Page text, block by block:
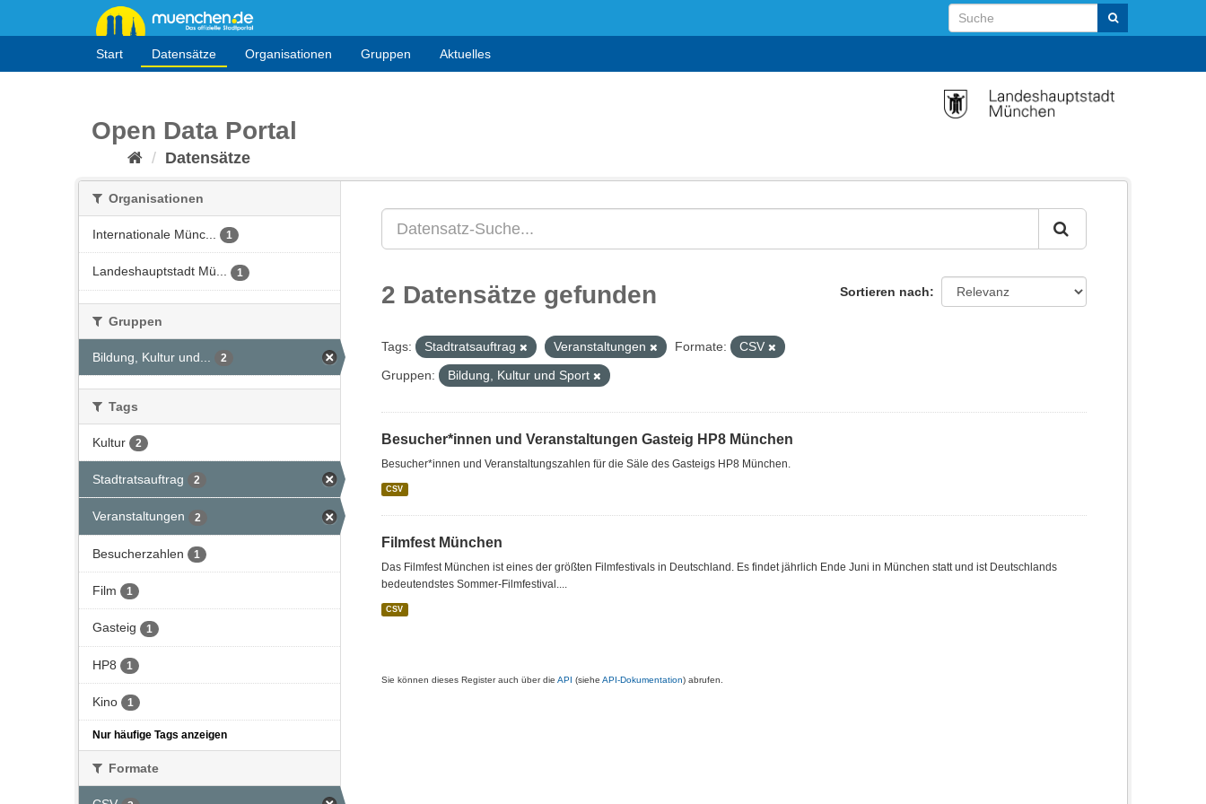
Start Datensätze Organisationen Gruppen Aktuelles
Open Data Portal
Datensätze
Organisationen
Internationale Münc... 1
Landeshauptstadt Mü... 1
Gruppen
Bildung, Kultur und... 2
Tags
Kultur 2
Stadtratsauftrag 2
Veranstaltungen 2
Besucherzahlen 1
Film 1
Gasteig 1
HP8 1
Kino 1
Nur häufige Tags anzeigen
Formate
Sortieren nach
2 Datensätze gefunden
Tags: Stadtratsauftrag Veranstaltungen Formate:
CSV
Gruppen:
Bildung, Kultur und Sport
Besucher*innen und Veranstaltungen Gasteig HP8 München
Besucher*innen und Veranstaltungszahlen für die Säle des Gasteigs HP8 München.
CSV
Filmfest München
Das Filmfest München ist eines der größten Filmfestivals in Deutschland. Es findet jährlich Ende Juni in München statt und ist Deutschlands
bedeutendstes Sommer-Filmfestival....
CSV
Sie können dieses Register auch über die API (siehe API-Dokumentation) abrufen.